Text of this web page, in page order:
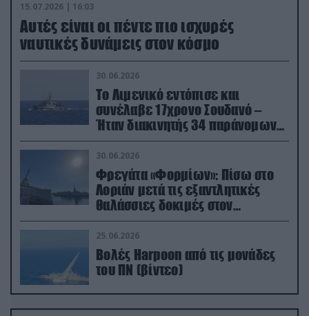
15.07.2026 | 16:03
Aυτές είναι οι πέντε πιο ισχυρές
ναυτικές δυνάμεις στον κόσμο
30.06.2026
Το Λιμενικό εντόπισε και
συνέλαβε 17χρονο Σουδανό –
Ήταν διακινητής 34 παράνομων
μεταναστών
30.06.2026
Φρεγάτα «Φορμίων»: Πίσω στο
Λοριάν μετά τις εξαντλητικές
θαλάσσιες δοκιμές στον
απαιτητικό Βισκαϊκό
25.06.2026
Βολές Harpoon από τις μονάδες
του ΠΝ (βίντεο)